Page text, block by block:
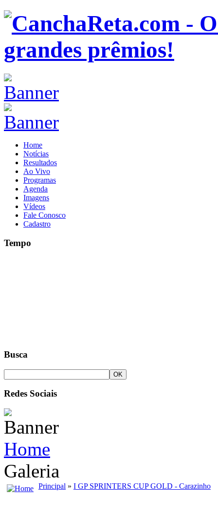
Home
Notícias
Resultados
Ao Vivo
Programas
Agenda
Imagens
Vídeos
Fale Conosco
Cadastro
Tempo
Busca
Redes Sociais
Home
Galeria
Principal » I GP SPRINTERS CUP GOLD - Carazinho